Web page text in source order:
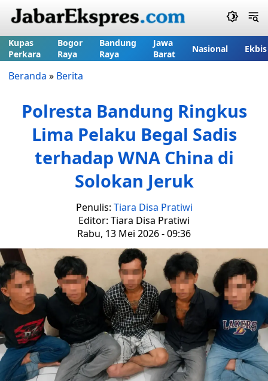
Kupas
Perkara
Bogor
Raya
Bandung
Raya
Jawa
Barat
Nasional Ekbis
Beranda » Berita
Polresta Bandung Ringkus
Lima Pelaku Begal Sadis
terhadap WNA China di
Solokan Jeruk
Penulis: Tiara Disa Pratiwi
Editor: Tiara Disa Pratiwi
Rabu, 13 Mei 2026 - 09:36